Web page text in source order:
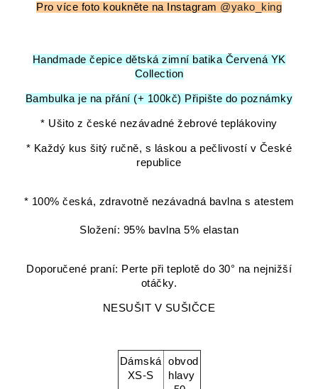
Pro více foto koukněte na Instagram @yako_king
Handmade čepice dětská zimní batika Červená YK
Collection
Bambulka je na přání (+ 100kč) Připište do poznámky
* Ušito z české nezávadné žebrové teplákoviny
* Každý kus šitý ručně, s láskou a pečlivostí v České
republice
* 100% česká, zdravotně nezávadná bavlna s atestem
Složení: 95% bavlna 5% elastan
Doporučené praní: Perte při teplotě do 30° na nejnižší
otáčky.
NESUŠIT V SUŠIČCE
Dámská
XS-S
obvod
hlavy